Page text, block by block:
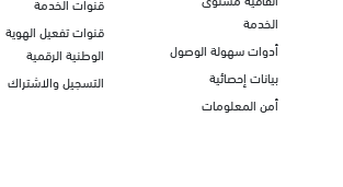
الخدمة
أدوات سهولة الوصول
بيانات إحصائية
أمن المعلومات
قنوات تفعيل الهوية
الوطنية الرقمية
التسجيل والاشتراك